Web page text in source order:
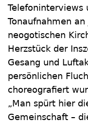
Telefoninterviews
Tonaufnahmen
neogotischen
Herzstück der
Gesang und
persönlichen
choreografiert
„Man spürt hier
Gemeinschaft –